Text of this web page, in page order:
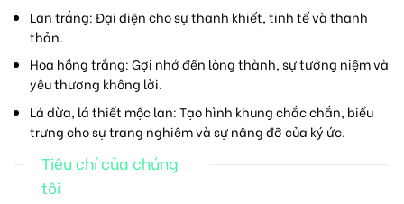
Lan trắng:Đại diện cho sự thanh khiết, tinh tế và thanh
thản.
Hoa hồng trắng:Gợi nhớ đến lòng thành, sự tưởng niệm và
yêu thương không lời.
Lá dừa, lá thiết mộc lan:Tạo hình khung chắc chắn, biểu
trưng cho sự trang nghiêm và sự nâng đỡ của ký ức.
Tiêu chí của chúng
tôi